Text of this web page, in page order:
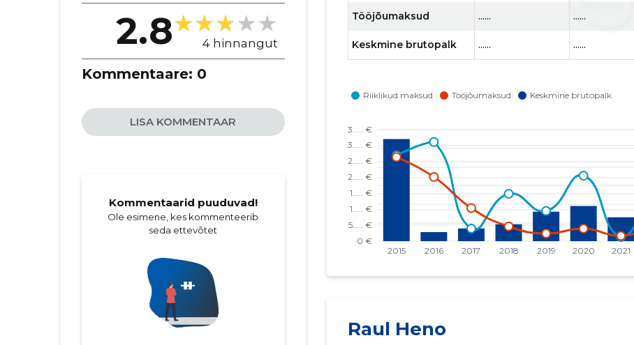
2.8 4 hinnangut
Kommentaare: 0
LISA KOMMENTAAR
Kommentaarid puuduvad!
Ole esimene, kes kommenteerib
seda ettevõtet
Tööjõumaksud ...... ......
Keskmine brutopalk ...... ......
Raul Heno